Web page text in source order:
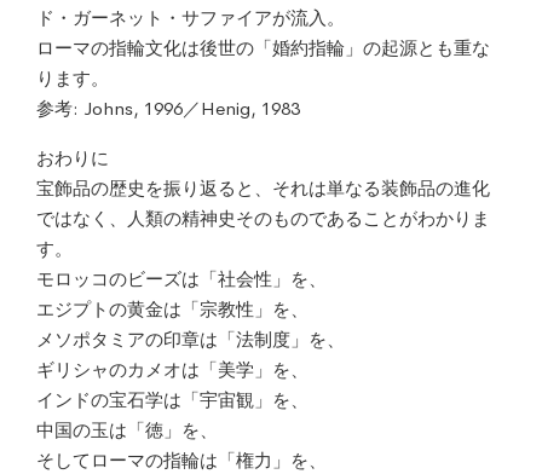
ド・ガーネット・サファイアが流入。
ローマの指輪文化は後世の「婚約指輪」の起源とも重な
ります。
参考: Johns, 1996／Henig, 1983
おわりに
宝飾品の歴史を振り返ると、それは単なる装飾品の進化
ではなく、人類の精神史そのものであることがわかりま
す。
モロッコのビーズは「社会性」を、
エジプトの黄金は「宗教性」を、
メソポタミアの印章は「法制度」を、
ギリシャのカメオは「美学」を、
インドの宝石学は「宇宙観」を、
中国の玉は「徳」を、
そしてローマの指輪は「権力」を、